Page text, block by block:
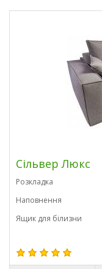
Сільвер Люкс
Розкладка
Наповнення
Ящик для білизни